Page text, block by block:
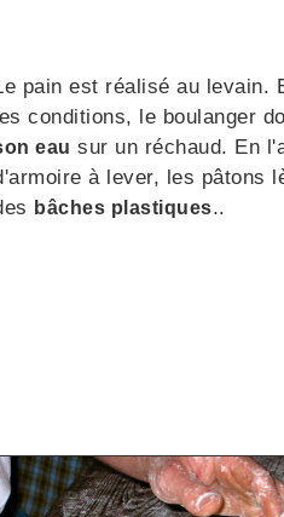
pain est réalisé au levain.
conditions, le boulanger
eau sur un réchaud. En
à lever, les pâtons
bâches plastiques..